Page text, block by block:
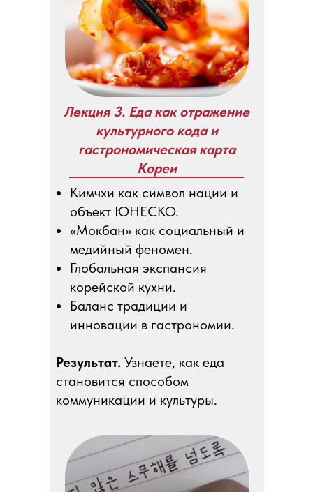
Лекция 3. Еда как отражение
культурного кода и
гастрономическая карта
Кореи
Кимчхи как символ нации и
объект ЮНЕСКО.
«Мокбан» как социальный и
медийный феномен.
Глобальная экспансия
корейской кухни.
Баланс традиции и
инновации в гастрономии.
Результат. Узнаете, как еда
становится способом
коммуникации и культуры.